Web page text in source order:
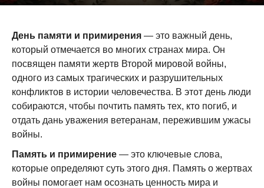
День памяти и примирения — это важный день,
который отмечается во многих странах мира. Он
посвящен памяти жертв Второй мировой войны,
одного из самых трагических и разрушительных
конфликтов в истории человечества. В этот день люди
собираются, чтобы почтить память тех, кто погиб, и
отдать дань уважения ветеранам, пережившим ужасы
войны.
Память и примирение — это ключевые слова,
которые определяют суть этого дня. Память о жертвах
войны помогает нам осознать ценность мира и